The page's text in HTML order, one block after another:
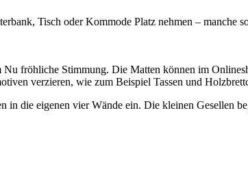
Tisch oder Kommode Platz nehmen – manche
fröhliche Stimmung. Die Matten können im
verzieren, wie zum Beispiel Tassen und
die eigenen vier Wände ein. Die kleinen Gesellen